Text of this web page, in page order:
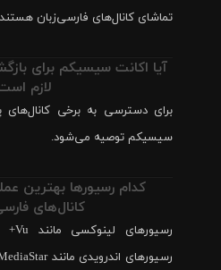
تماشای کانال‌های فارسی‌زبان
آیا اکانت سیسیکم برای
لازم
سیسیکم توصیه می‌شود.
کدام رسیورها بهترین
کانال‌های